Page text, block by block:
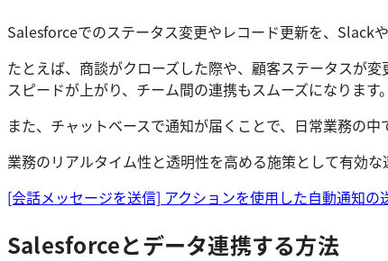
Salesforceでのステータス変更やレコード更新を、Slack
たとえば、商談がクローズした際や、顧客ステータスが
スピードが上がり、チーム間の連携もスムーズになります。
また、チャットベースで通知が届くことで、日常業務の
業務のリアルタイム性と透明性を高める施策として有効な
[会話メッセージを送信] アクションを使用した自動通知の
Salesforceとデータ連携する方法